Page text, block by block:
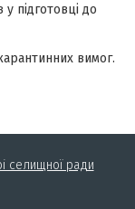
у підготовці до
вимог.
селищної ради